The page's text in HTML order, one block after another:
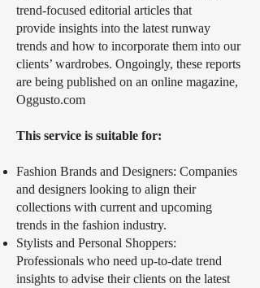
trend-focused editorial articles that
provide insights into the latest runway
trends and how to incorporate them into our
clients’ wardrobes. Ongoingly, these reports
are being published on an online magazine,
Oggusto.com
This service is suitable for:
Fashion Brands and Designers: Companies
and designers looking to align their
collections with current and upcoming
trends in the fashion industry.
Stylists and Personal Shoppers:
Professionals who need up-to-date trend
insights to advise their clients on the latest